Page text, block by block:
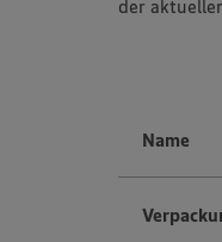
der
Name